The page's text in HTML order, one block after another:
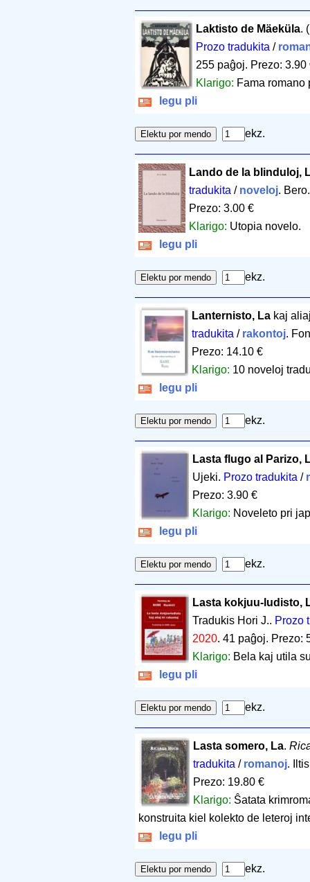
Laktisto de Mäeküla.
Prozo tradukita /
255 paĝoj. Prezo: 3.90
Klarigo: Fama romano
legu pli
ekz.
Lando de la blinduloj,
tradukita / noveloj.
Prezo: 3.00 €
Klarigo: Utopia novelo.
legu pli
ekz.
Lanternisto, Lakaj
tradukita / rakontoj.
Prezo: 14.10 €
Klarigo: 10 noveloj
legu pli
ekz.
Lasta flugo al Parizo,
Ujeki. Prozo tradukita /
Prezo: 3.90 €
Klarigo: Noveleto pri
legu pli
ekz.
Lasta kokjuu-ludisto,
Tradukis Hori J.. Prozo
2020. 41 paĝoj. Prezo:
Klarigo: Bela kaj utila
legu pli
ekz.
Lasta somero, La.
tradukita / romanoj.
Prezo: 19.80 €
Klarigo: Ŝatata
konstruita kiel kolekto de leteroj
legu pli
ekz.